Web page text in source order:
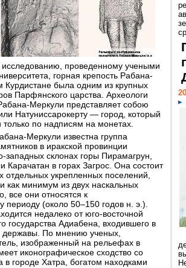
проведенному учеными
горная крепость Рабана-
Курдистане была одним из крупных
Парфянского царства. Археологи
Меркули представляет собою
Натуниссарокерту — город, который
по надписям на монетах.
Меркули известна группа
в иракской провинции
склонах горы Пирамагрун,
Карачатан в горах Загрос. Она состоит
отдельных укрепленных поселений,
как минимум из двух наскальных
все они относятся к
периоду (около 50–150 годов н. э.).
недалеко от юго-восточной
государства Адиабена, входившего в
державы. По мнению ученых,
изображенный на рельефах в
иконографическое сходство со
в городе Хатра, богатом находками